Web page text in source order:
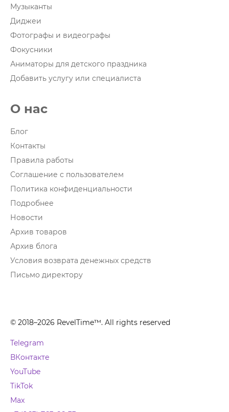
Музыканты
Диджеи
Фотографы и видеографы
Фокусники
Аниматоры для детского праздника
Добавить услугу или специалиста
О нас
Блог
Контакты
Правила работы
Соглашение с пользователем
Политика конфиденциальности
Подробнее
Новости
Архив товаров
Архив блога
Условия возврата денежных средств
Письмо директору
© 2018–2026 RevelTime™. All rights reserved
Telegram
ВКонтакте
YouTube
TikTok
Max